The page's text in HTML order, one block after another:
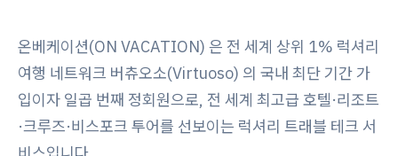
온베케이션(ON VACATION) 은 전 세계 상위 1% 럭셔리
여행 네트워크 버츄오소(Virtuoso) 의 국내 최단 기간 가
입이자 일곱 번째 정회원으로, 전 세계 최고급 호텔·리조트
·크루즈·비스포크 투어를 선보이는 럭셔리 트래블 테크 서